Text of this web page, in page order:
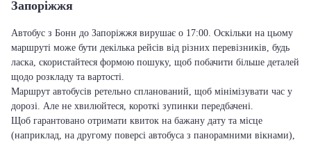
Запоріжжя
Автобус з Бонн до Запоріжжя вирушає о 17:00. Оскільки на цьому
маршруті може бути декілька рейсів від різних перевізників, будь
ласка, скористайтеся формою пошуку, щоб побачити більше деталей
щодо розкладу та вартості.
Маршрут автобусів ретельно спланований, щоб мінімізувати час у
дорозі. Але не хвилюйтеся, короткі зупинки передбачені.
Щоб гарантовано отримати квиток на бажану дату та місце
(наприклад, на другому поверсі автобуса з панорамними вікнами),